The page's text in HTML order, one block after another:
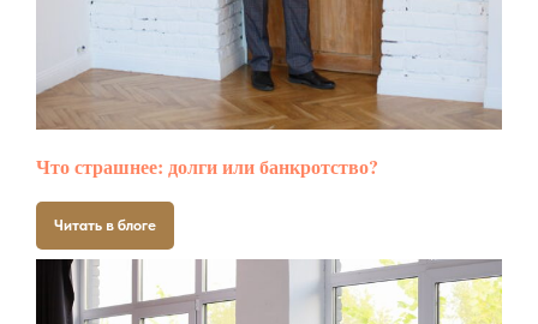
Что страшнее: долги или банкротство?
Читать в блоге